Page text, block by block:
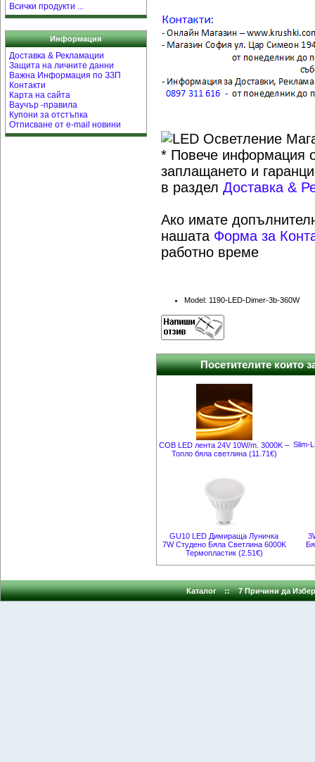
Всички продукти ...
Информация
Доставка & Рекламации
Защита на личните данни
Важна Информация по ЗЗП
Контакти
Карта на сайта
Ваучър -правила
Купони за отстъпка
Отписване от e-mail новини
* Повече информация
заплащането и
в раздел Доставка &
Ако имате
нашата Форма за
работно време
Model: 1190-LED-Dimer-3b-360W
Посетителите които
COB LED лента 24V 10W/m. 3000K –
Топло бяла светлина (11.71€)
Slim-
GU10 LED Димираща Луничка
7W Студено Бяла Светлина 6000K
Термопластик (2.51€)
Каталог :: 7 Причини да